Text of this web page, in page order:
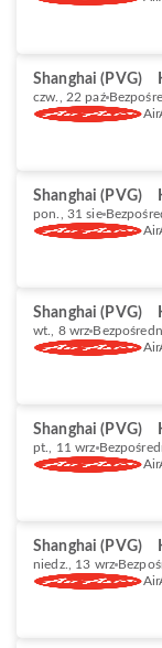
Shanghai (PVG)
czw., 22 paź
Shanghai (PVG)
pon., 31 sie
Shanghai (PVG)
wt., 8 wrz
Shanghai (PVG)
pt., 11 wrz
Shanghai (PVG)
niedz., 13 wrz